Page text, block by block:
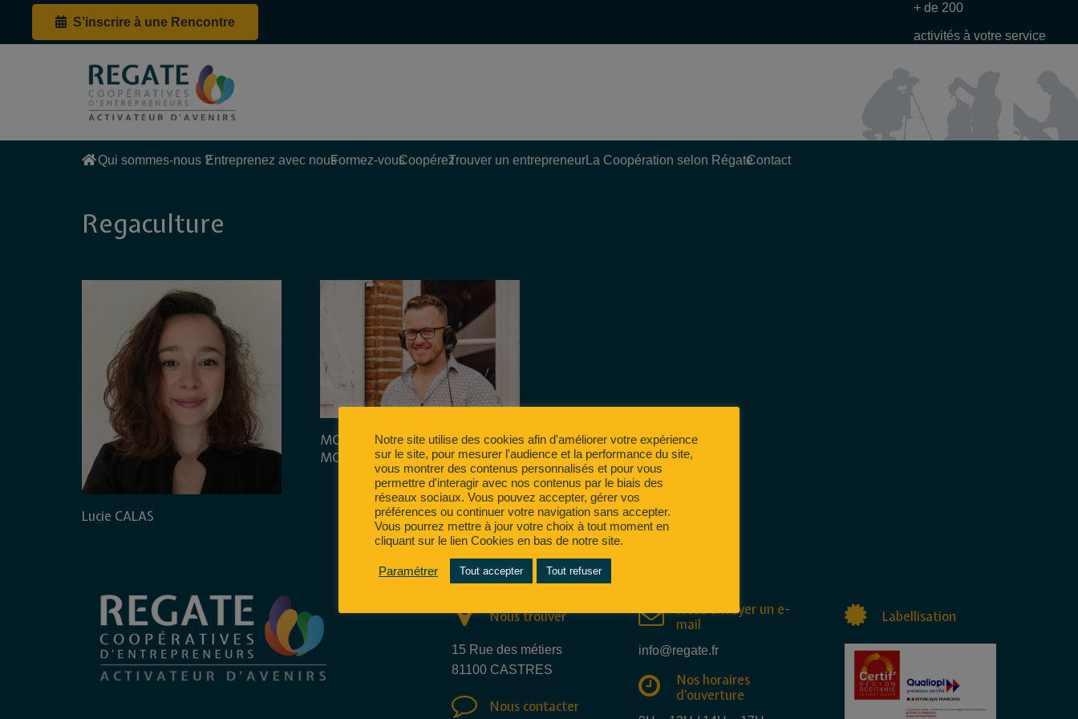
S’inscrire à une Rencontre
+ de 200
activités à votre service
Qui sommes-nous ?Entreprenez avec nousFormez-vousCoopérezTrouver un entrepreneurLa Coopération selon RégateContact
Regaculture
Lucie CALAS
MON DJ, MON PHOTOGRAPHE,
MON TECHNICIEN
Nous trouver
15 Rue des métiers
81100 CASTRES
Nous contacter
Nous envoyer un e-
mail
info@regate.fr
Nos horaires
d'ouverture
Labellisation
Notre site utilise des cookies afin d'améliorer votre expérience
sur le site, pour mesurer l'audience et la performance du site,
vous montrer des contenus personnalisés et pour vous
permettre d'interagir avec nos contenus par le biais des
réseaux sociaux. Vous pouvez accepter, gérer vos
préférences ou continuer votre navigation sans accepter.
Vous pourrez mettre à jour votre choix à tout moment en
cliquant sur le lien Cookies en bas de notre site.
Paramétrer Tout accepter Tout refuser